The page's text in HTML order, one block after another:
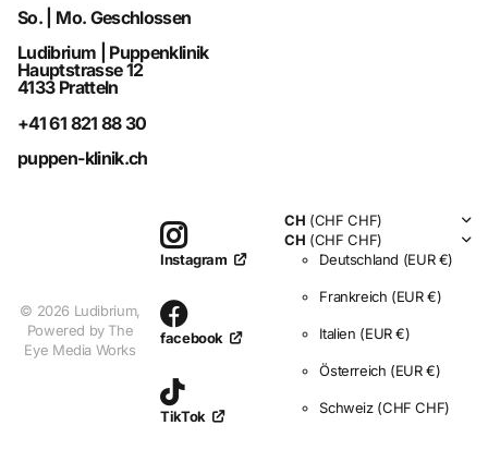
So. | Mo. Geschlossen
Ludibrium | Puppenklinik
Hauptstrasse 12
4133 Pratteln
+41 61 821 88 30
puppen-klinik.ch
© 2026 Ludibrium,
Powered by The
Eye Media Works
Instagram
facebook
TikTok
CH (CHF CHF)
CH (CHF CHF)
Deutschland (EUR €)
Frankreich (EUR €)
Italien (EUR €)
Österreich (EUR €)
Schweiz (CHF CHF)